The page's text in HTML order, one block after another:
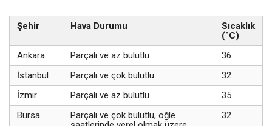
Şehir Hava Durumu
Sıcaklık
(°C)
Ankara
Parçalı ve az bulutlu
36
İstanbul
Parçalı ve çok bulutlu
32
İzmir
Parçalı ve az bulutlu
35
Bursa
Parçalı ve çok bulutlu, öğle
32